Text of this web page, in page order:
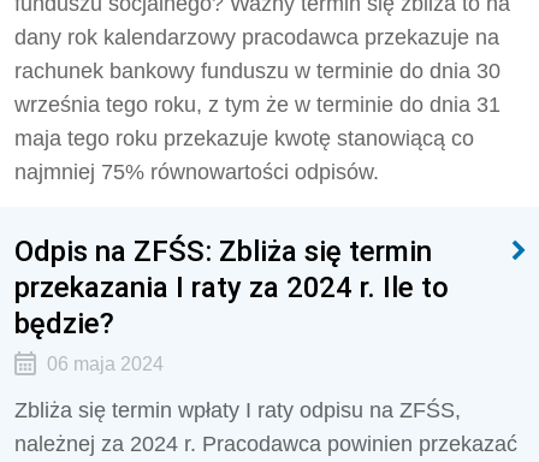
dany rok kalendarzowy pracodawca przekazuje na
rachunek bankowy funduszu w terminie do dnia 30
września tego roku, z tym że w terminie do dnia 31
maja tego roku przekazuje kwotę stanowiącą co
najmniej 75% równowartości odpisów.
Odpis na ZFŚS: Zbliża się termin
przekazania I raty za 2024 r. Ile to
będzie?
06 maja 2024
Zbliża się termin wpłaty I raty odpisu na ZFŚS,
należnej za 2024 r. Pracodawca powinien przekazać